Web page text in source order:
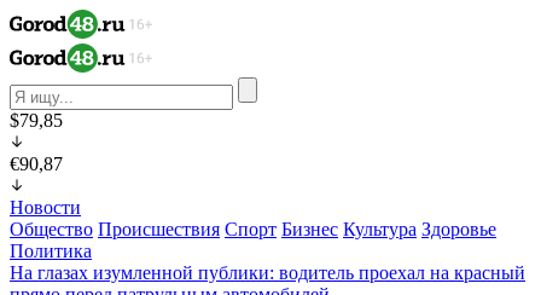
$79,85
€90,87
Новости
Общество Происшествия Спорт Бизнес Культура Здоровье
Политика
На глазах изумленной публики: водитель проехал на красный